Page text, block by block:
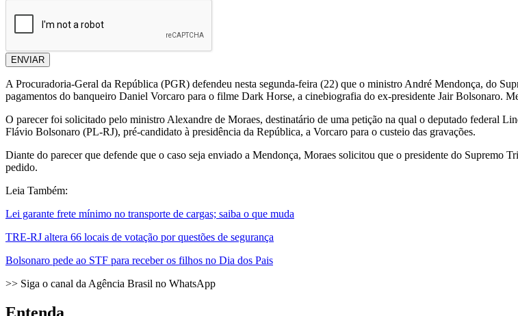
ENVIAR
A Procuradoria-Geral da República (PGR) defendeu nesta segunda-feira (22) que o ministro André Mendonça, do
pagamentos do banqueiro Daniel Vorcaro para o filme Dark Horse, a cinebiografia do ex-presidente Jair Bolsonaro.
O parecer foi solicitado pelo ministro Alexandre de Moraes, destinatário de uma petição na qual o deputado federal
Flávio Bolsonaro (PL-RJ), pré-candidato à presidência da República, a Vorcaro para o custeio das gravações.
Diante do parecer que defende que o caso seja enviado a Mendonça, Moraes solicitou que o presidente do Supremo
pedido.
Leia Também:
Lei garante frete mínimo no transporte de cargas; saiba o que muda
TRE-RJ altera 66 locais de votação por questões de segurança
Bolsonaro pede ao STF para receber os filhos no Dia dos Pais
>> Siga o canal da Agência Brasil no WhatsApp